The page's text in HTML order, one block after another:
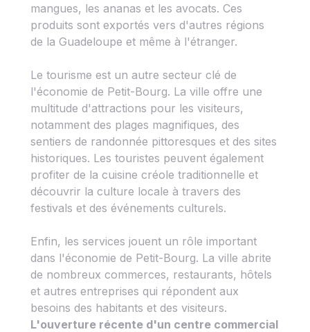
mangues, les ananas et les avocats. Ces
produits sont exportés vers d'autres régions
de la Guadeloupe et même à l'étranger.
Le tourisme est un autre secteur clé de
l'économie de Petit-Bourg. La ville offre une
multitude d'attractions pour les visiteurs,
notamment des plages magnifiques, des
sentiers de randonnée pittoresques et des sites
historiques. Les touristes peuvent également
profiter de la cuisine créole traditionnelle et
découvrir la culture locale à travers des
festivals et des événements culturels.
Enfin, les services jouent un rôle important
dans l'économie de Petit-Bourg. La ville abrite
de nombreux commerces, restaurants, hôtels
et autres entreprises qui répondent aux
besoins des habitants et des visiteurs.
L'ouverture récente d'un centre commercial